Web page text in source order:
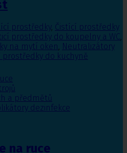
prostředky, Čistící prostředky
prostředky do koupelny a WC,
na mytí oken, Neutralizátory
prostředky do kuchyně
a předmětů
dezinfekce
na ruce